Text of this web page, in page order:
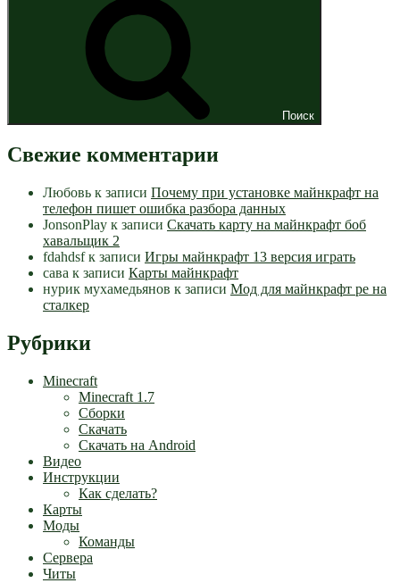
Поиск
Свежие комментарии
Любовь к записи Почему при установке майнкрафт на
телефон пишет ошибка разбора данных
JonsonPlay к записи Скачать карту на майнкрафт боб
хавальщик 2
fdahdsfк записи Игры майнкрафт 13 версия играть
сава к записи Карты майнкрафт
нурик мухамедьянов к записи Мод для майнкрафт pe на
сталкер
Рубрики
Minecraft
Minecraft 1.7
Сборки
Скачать
Скачать на Android
Видео
Инструкции
Как сделать?
Карты
Моды
Команды
Сервера
Читы